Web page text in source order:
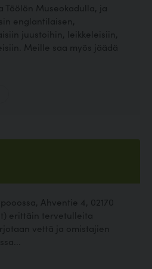
Töölön Museokadulla, ja
englantilaisen,
juustoihin, leikkeleisiin,
Meille saa myös jäädä
Ahventie 4, 02170
erittäin tervetulleita
vettä ja omistajien